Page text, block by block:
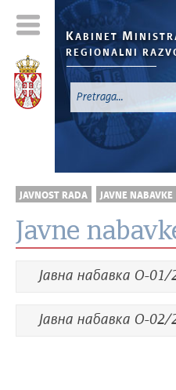
KABINET M
REGIONALNI
JAVNOST RADA JAVNE NABAVKE
Javne
Јавна набавка О-01/
Јавна набавка О-02/